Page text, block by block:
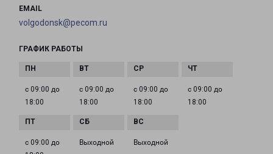
EMAIL
volgodonsk@pecom.ru
ГРАФИК РАБОТЫ
с 09:00 до
18:00
с 09:00 до
18:00
с 09:00 до
18:00
с 09:00 до
18:00
с 09:00 до
Выходной Выходной